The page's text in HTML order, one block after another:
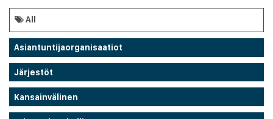
All
Asiantuntijaorganisaatiot
Järjestöt
Kansainvälinen